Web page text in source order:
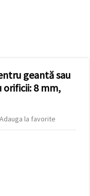
geantă sau
orificii: 8 mm,
Adauga la favorite